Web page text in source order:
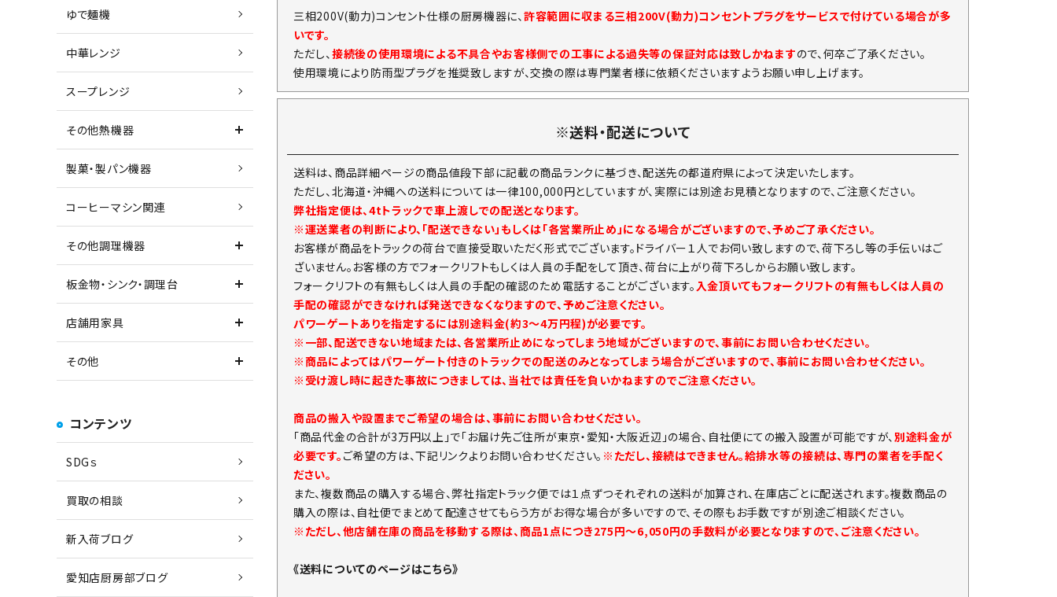
ゆで麺機
中華レンジ
スープレンジ
その他熱機器
製菓・製パン機器
コーヒーマシン関連
その他調理機器
板金物・シンク・調理台
店舗用家具
その他
コンテンツ
SDGｓ
買取の相談
新入荷ブログ
愛知店厨房部ブログ
三相200V(動力)コンセント仕様の厨房機器に、 許容範囲に収まる三相200V(動力)コンセントプラグをサービスで付けている場合が多
いです。
ただし、 接続後の使用環境による不具合やお客様側での工事による過失等の保証対応は致しかねますので、何卒ご了承ください。
使用環境により防雨型プラグを推奨致しますが、交換の際は専門業者様に依頼くださいますようお願い申し上げます。
※送料・配送について
送料は、商品詳細ページの商品値段下部に記載の商品ランクに基づき、配送先の都道府県によって決定いたします。
ただし、北海道・沖縄への送料については一律100,000円としていますが、実際には別途お見積となりますので、ご注意ください。
弊社指定便は、4tトラックで車上渡しでの配送となります。
※運送業者の判断により、「配送できない」もしくは「各営業所止め」になる場合がございますので、予めご了承ください。
お客様が商品をトラックの荷台で直接受取いただく形式でございます。ドライバー１人でお伺い致しますので、荷下ろし等の手伝いはご
ざいません。お客様の方でフォークリフトもしくは人員の手配をして頂き、荷台に上がり荷下ろしからお願い致します。
フォークリフトの有無もしくは人員の手配の確認のため電話することがございます。 入金頂いてもフォークリフトの有無もしくは人員の
手配の確認ができなければ発送できなくなりますので、予めご注意ください。
パワーゲートありを指定するには別途料金(約3～4万円程)が必要です。
※一部、配送できない地域または、各営業所止めになってしまう地域がございますので、事前にお問い合わせください。
※商品によってはパワーゲート付きのトラックでの配送のみとなってしまう場合がございますので、事前にお問い合わせください。
※受け渡し時に起きた事故につきましては、当社では責任を負いかねますのでご注意ください。
商品の搬入や設置までご希望の場合は、事前にお問い合わせください。
「商品代金の合計が3万円以上」で「お届け先ご住所が東京・愛知・大阪近辺」の場合、自社便にての搬入設置が可能ですが、 別途料金が
必要です。 ご希望の方は、下記リンクよりお問い合わせください。 ※ただし、接続はできません。給排水等の接続は、専門の業者を手配く
ださい。
また、複数商品の購入する場合、弊社指定トラック便では１点ずつそれぞれの送料が加算され、在庫店ごとに配送されます。複数商品の
購入の際は、自社便でまとめて配達させてもらう方がお得な場合が多いですので、その際もお手数ですが別途ご相談ください。
※ただし、他店舗在庫の商品を移動する際は、商品1点につき275円～6,050円の手数料が必要となりますので、ご注意ください。
《送料についてのページはこちら》